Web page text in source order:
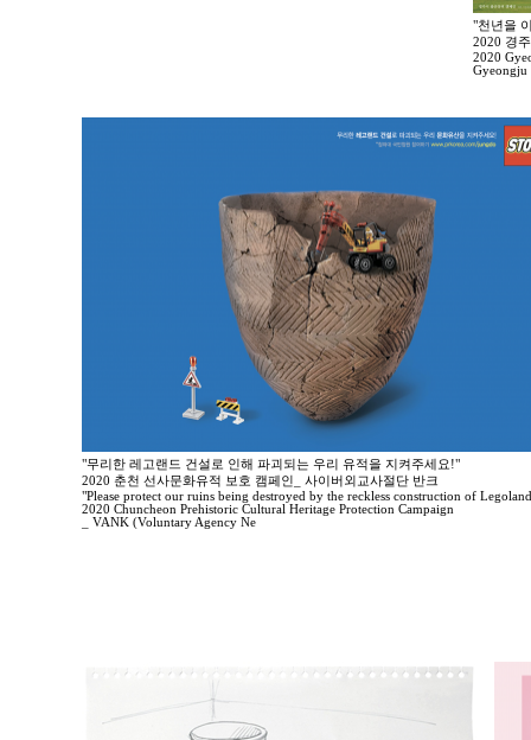
"천년을
2020 경
2020
Gyeongju
"무리한 레고랜드 건설로 인해 파괴되는 우리 유적을 지켜주세요!"
2020 춘천 선사문화유적 보호 캠페인_ 사이버외교사절단 반크
"Please protect our ruins being destroyed by the reckless construction of
2020 Chuncheon Prehistoric Cultural Heritage Protection Campaign
_ VANK (Voluntary Agency Ne